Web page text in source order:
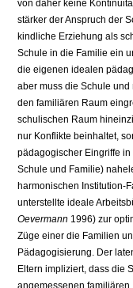
von daher keine
stärker der Anspruch der
kindliche Erziehung als
Schule in die Familie ein
die eigenen idealen
aber muss die Schule
den familiären Raum
schulischen Raum
nur Konflikte beinhaltet,
pädagogischer Eingriffe
Schule und Familie)
harmonischen Institution-
unterstellte ideale
Oevermann 1996) zur
Züge einer die Familien
Pädagogisierung. Der
Eltern impliziert, dass die
angemessenen